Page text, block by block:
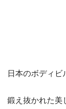
日本のボディビ
鍛え抜かれた美